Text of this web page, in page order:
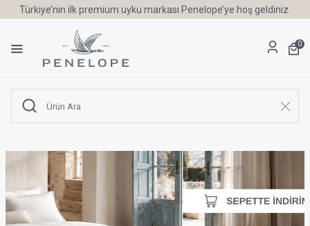
Türkiye’nin ilk premium uyku markası Penelope’ye hoş geldiniz.
0